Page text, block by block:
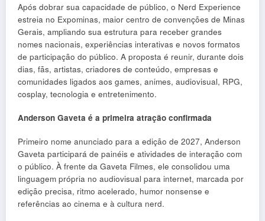
Após dobrar sua capacidade de público, o Nerd Experience
estreia no Expominas, maior centro de convenções de Minas
Gerais, ampliando sua estrutura para receber grandes
nomes nacionais, experiências interativas e novos formatos
de participação do público. A proposta é reunir, durante dois
dias, fãs, artistas, criadores de conteúdo, empresas e
comunidades ligados aos games, animes, audiovisual, RPG,
cosplay, tecnologia e entretenimento.
Anderson Gaveta é a primeira atração confirmada
Primeiro nome anunciado para a edição de 2027, Anderson
Gaveta participará de painéis e atividades de interação com
o público. À frente da Gaveta Filmes, ele consolidou uma
linguagem própria no audiovisual para internet, marcada por
edição precisa, ritmo acelerado, humor nonsense e
referências ao cinema e à cultura nerd.